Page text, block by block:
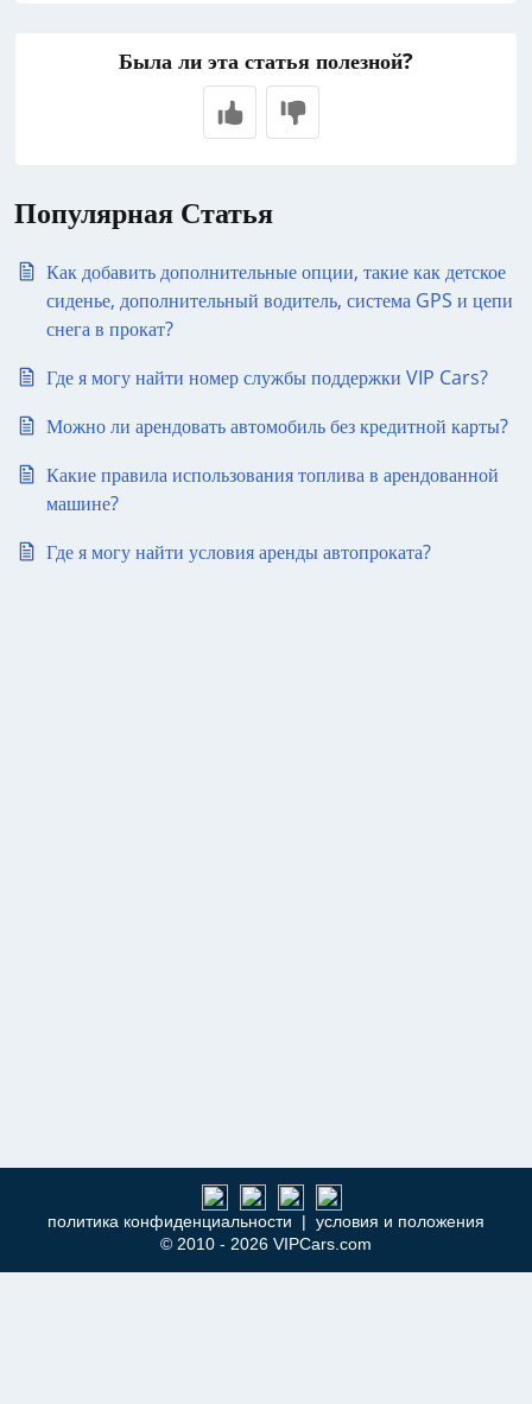
Была ли эта статья полезной?
Популярная Статья
Как добавить дополнительные опции, такие как детское
сиденье, дополнительный водитель, система GPS и цепи
снега в прокат?
Где я могу найти номер службы поддержки VIP Cars?
Можно ли арендовать автомобиль без кредитной карты?
Какие правила использования топлива в арендованной
машине?
Где я могу найти условия аренды автопроката?
политика конфиденциальности | условия и положения
© 2010 - 2026 VIPCars.com